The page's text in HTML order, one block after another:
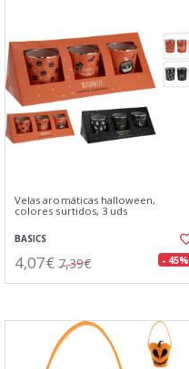
Velas aromáticas halloween,
colores surtidos, 3 uds
BASICS
4,07€ 7,39€ - 45%